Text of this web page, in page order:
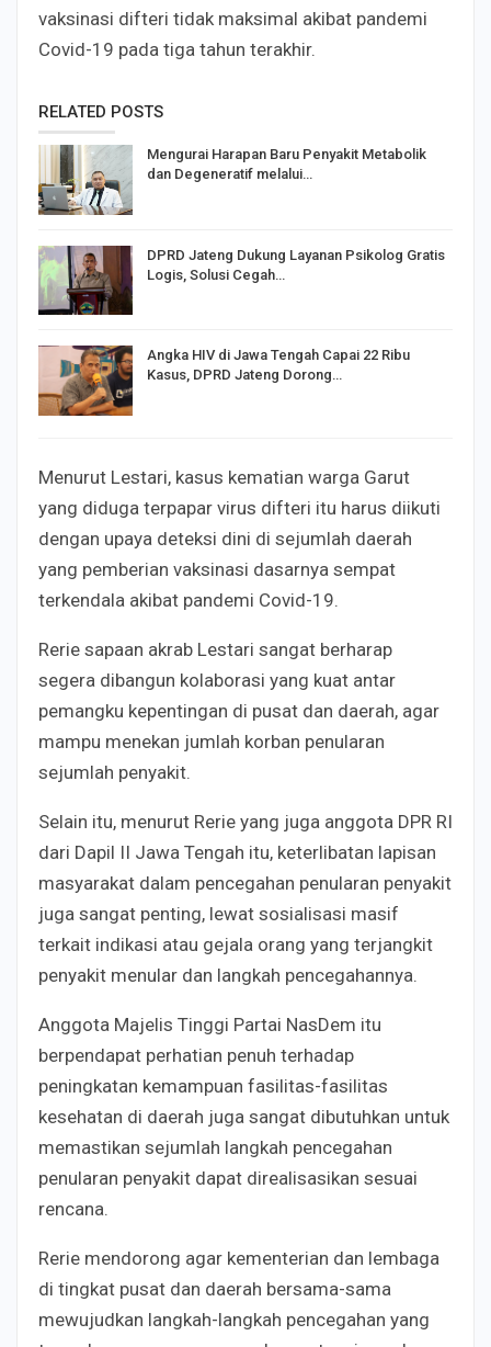
vaksinasi difteri tidak maksimal akibat pandemi
Covid-19 pada tiga tahun terakhir.
RELATED POSTS
Mengurai Harapan Baru Penyakit Metabolik
dan Degeneratif melalui…
DPRD Jateng Dukung Layanan Psikolog Gratis
Logis, Solusi Cegah…
Angka HIV di Jawa Tengah Capai 22 Ribu
Kasus, DPRD Jateng Dorong…
Menurut Lestari, kasus kematian warga Garut
yang diduga terpapar virus difteri itu harus diikuti
dengan upaya deteksi dini di sejumlah daerah
yang pemberian vaksinasi dasarnya sempat
terkendala akibat pandemi Covid-19.
Rerie sapaan akrab Lestari sangat berharap
segera dibangun kolaborasi yang kuat antar
pemangku kepentingan di pusat dan daerah, agar
mampu menekan jumlah korban penularan
sejumlah penyakit.
Selain itu, menurut Rerie yang juga anggota DPR RI
dari Dapil II Jawa Tengah itu, keterlibatan lapisan
masyarakat dalam pencegahan penularan penyakit
juga sangat penting, lewat sosialisasi masif
terkait indikasi atau gejala orang yang terjangkit
penyakit menular dan langkah pencegahannya.
Anggota Majelis Tinggi Partai NasDem itu
berpendapat perhatian penuh terhadap
peningkatan kemampuan fasilitas-fasilitas
kesehatan di daerah juga sangat dibutuhkan untuk
memastikan sejumlah langkah pencegahan
penularan penyakit dapat direalisasikan sesuai
rencana.
Rerie mendorong agar kementerian dan lembaga
di tingkat pusat dan daerah bersama-sama
mewujudkan langkah-langkah pencegahan yang